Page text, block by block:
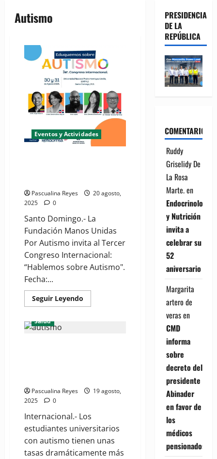
Autismo
Eventos y Actividades
Pascualina Reyes
20 agosto,
2025
0
Santo Domingo.- La
Fundación Manos Unidas
Por Autismo invita al Tercer
Congreso Internacional:
“Hablemos sobre Autismo".
Fecha:...
Seguir Leyendo
more
Salud
Pascualina Reyes
19 agosto,
2025
0
Internacional.- Los
estudiantes universitarios
con autismo tienen unas
tasas dramáticamente más
PRESIDENCIA
DE LA
REPÚBLICA
COMENTARIOS
Ruddy
Griselidy De
La Rosa
Marte.en
Endocrinología
y Nutrición
invita a
celebrar su
52
aniversario
Margarita
artero de
verasen
CMD
informa
sobre
decreto del
presidente
Abinader
en favor de
los
médicos
pensionados